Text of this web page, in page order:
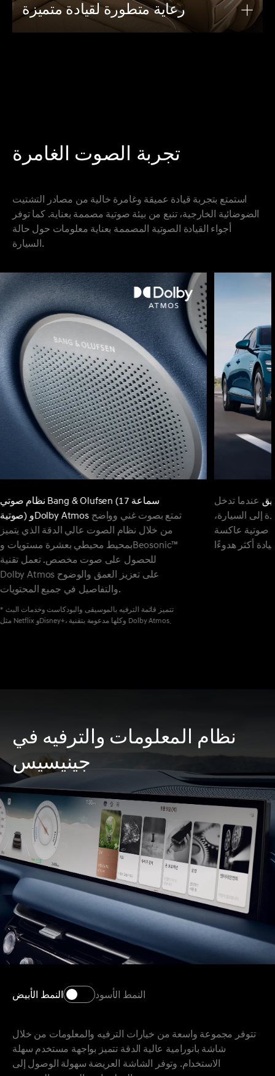
رعاية متطورة لقيادة متميزة
تجربة الصوت الغامرة
استمتع بتجربة قيادة عميقة وغامرة خالية من مصادر التشتيت
الضوضائية الخارجية، تنبع من بيئة صوتية مصممة بعناية. كما توفر
أجواء القيادة الصوتية المصممة بعناية معلومات حول حالة
السيارة.
نظام صوتي Bang & Olufsen (17 سماعة
صوتية) وDolby Atmosتمتع بصوت غني وواضح
من خلال نظام الصوت عالي الدقة الذي يتميز
بمحيط محيطي بعشرة مستويات وBeosonic™
للحصول على صوت مخصص. تعمل تقنية
Dolby Atmos على تعزيز العمق والوضوح
والتفاصيل في جميع المحتويات.
* تتميز قائمة الترفيه بالموسيقى والبودكاست وخدمات البث
مثل Netflix وDisney+، وكلها مدعومة بتقنية Dolby Atmos.
عندما تدخل
إلى السيارة،
صوتية عاكسة
نظام المعلومات والترفيه في
جينيسيس
النمط الأبيض النمط الأسود
تتوفر مجموعة واسعة من خيارات الترفيه والمعلومات من خلال
شاشة بانورامية عالية الدقة تتميز بواجهة مستخدم سهلة
الاستخدام. وتوفر الشاشة العريضة سهولة الوصول إلى
0
1
0
1
2
3
4
5
6
7
8
1
2
3
4
5
6
8